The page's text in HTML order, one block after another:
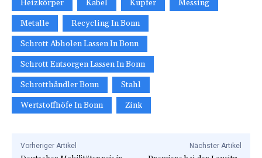
Heizkörper
Kabel Kupfer
Messing
Metalle
Recycling In Bonn
Schrott Abholen Lassen In Bonn
Schrott Entsorgen Lassen In Bonn
Schrotthändler Bonn
Stahl
Wertstoffhöfe In Bonn
Zink
Vorheriger Artikel Nächster Artikel